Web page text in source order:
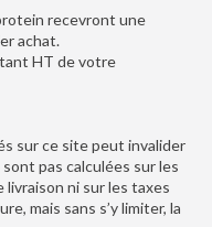
recevront une
achat.
HT de votre
sur ce site peut invalider
pas calculées sur les
ni sur les taxes
mais sans s’y limiter, la